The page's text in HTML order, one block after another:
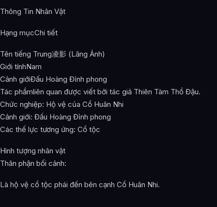
Thông Tin Nhân Vật
Hạng mụcChi tiết
Tên tiếng Trung凌影 (Lăng Ảnh)
Giới tínhNam
Cảnh giớiĐấu Hoàng Đỉnh phong
Tác phẩmliên quan được viết bởi tác giả Thiên Tàm Thổ Đậu.
Chức nghiệp: Hộ vệ của Cổ Huân Nhi
Cảnh giới: Đấu Hoàng Đỉnh phong
Các thế lực tương ứng: Cổ tộc
Hình tượng nhân vật
Thân phận bối cảnh:
Là hộ vệ cổ tộc phái đến bên cạnh Cổ Huân Nhi.